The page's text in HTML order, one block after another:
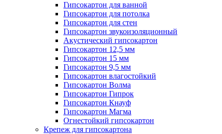
Гипсокартон для ванной
Гипсокартон для потолка
Гипсокартон для стен
Гипсокартон звукоизоляционный
Акустический гипсокартон
Гипсокартон 12,5 мм
Гипсокартон 15 мм
Гипсокартон 9,5 мм
Гипсокартон влагостойкий
Гипсокартон Волма
Гипсокартон Гипрок
Гипсокартон Кнауф
Гипсокартон Магма
Огнестойкий гипсокартон
Крепеж для гипсокартона